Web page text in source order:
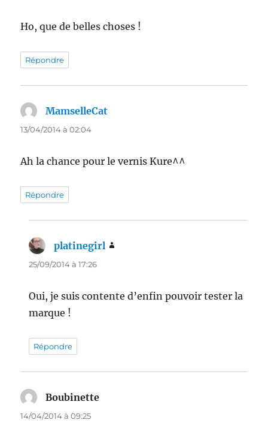
Ho, que de belles choses !
Répondre
MamselleCat
13/04/2014 à 02:04
Ah la chance pour le vernis Kure^^
Répondre
platinegirl
25/09/2014 à 17:26
Oui, je suis contente d’enfin pouvoir tester la
marque !
Répondre
Boubinette
14/04/2014 à 09:25